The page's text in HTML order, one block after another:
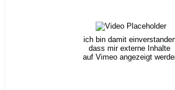
ich bin damit
dass mir externe Inhalte
auf Vimeo angezeigt